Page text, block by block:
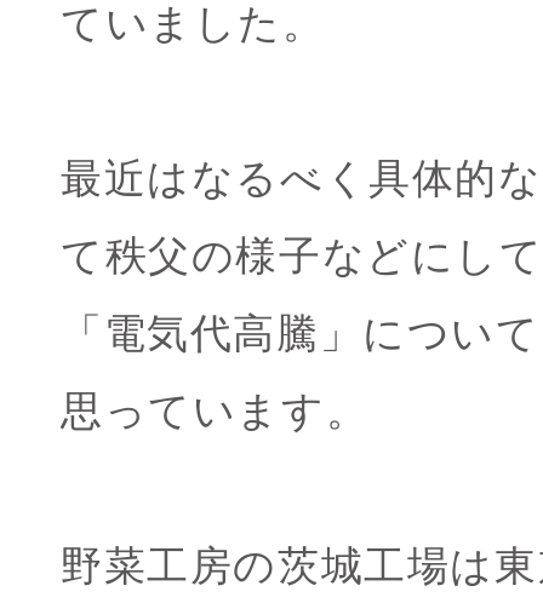
ていました。
最近はなるべく具体的
て秩父の様子などにし
「電気代高騰」につい
思っています。
野菜工房の茨城工場は